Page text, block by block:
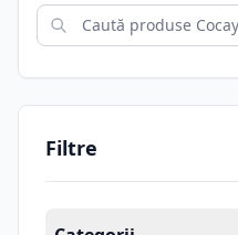
Filtre